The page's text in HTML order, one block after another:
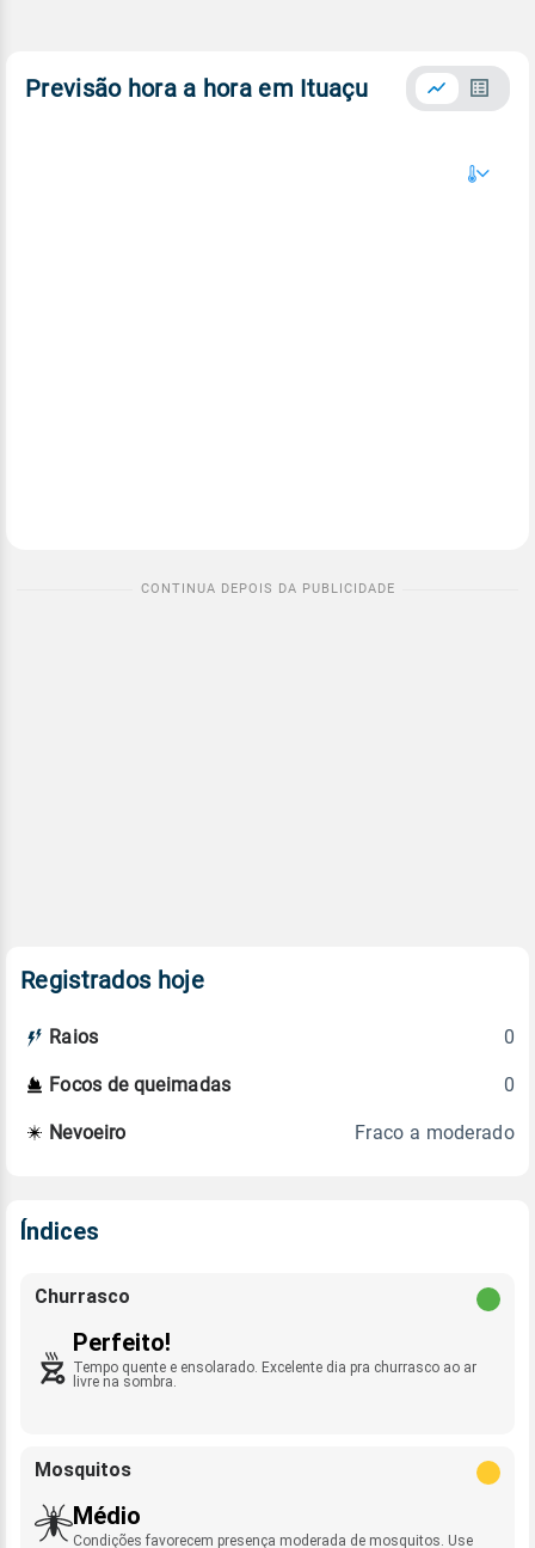
Previsão hora a hora em Ituaçu
Registrados hoje
Raios 0
Focos de queimadas 0
Nevoeiro Fraco a moderado
Índices
Churrasco
Perfeito!
Tempo quente e ensolarado. Excelente dia pra churrasco ao ar
livre na sombra.
Mosquitos
Médio
Condições favorecem presença moderada de mosquitos. Use